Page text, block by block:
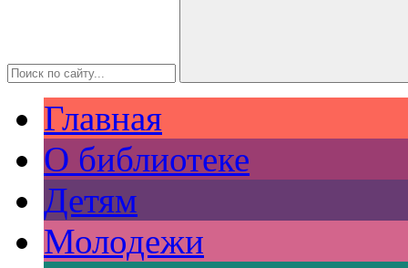
Главная
О библиотеке
Детям
Молодежи